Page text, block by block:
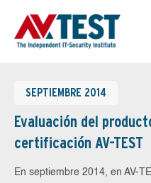
SEPTIEMBRE 2014
Evaluación del
certificación AV-TEST
En septiembre 2014, en AV-